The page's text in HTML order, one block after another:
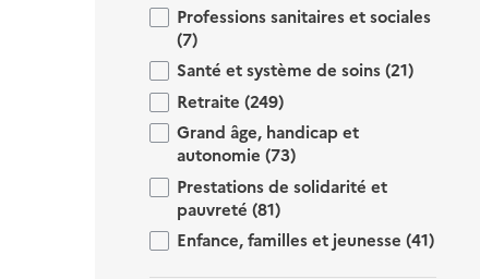
Professions sanitaires et sociales
(7)
Santé et système de soins(21)
Retraite (249)
Grand âge, handicap et
autonomie (73)
Prestations de solidarité et
pauvreté (81)
Enfance, familles et jeunesse (41)